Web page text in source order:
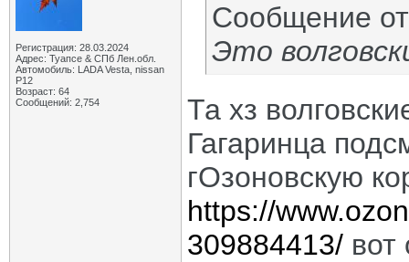
Регистрация: 28.03.2024
Адрес: Туапсе & СПб Лен.обл.
Автомобиль: LADA Vesta, nissan
P12
Возраст: 64
Сообщений: 2,754
Сообщение
Это
Та хз
Гагаринца
гОзоновскую
https://
309884413/